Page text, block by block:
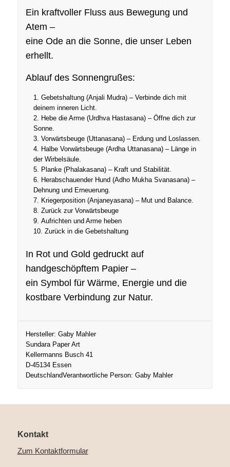
Ein kraftvoller Fluss aus Bewegung und
Atem –
eine Ode an die Sonne, die unser Leben
erhellt.
Ablauf des Sonnengrußes:
Gebetshaltung (Anjali Mudra) – Verbinde dich mit
deinem inneren Licht.
Hebe die Arme (Urdhva Hastasana) – Öffne dich zur
Sonne.
Vorwärtsbeuge (Uttanasana) – Erdung und Loslassen.
Halbe Vorwärtsbeuge (Ardha Uttanasana) – Länge in
der Wirbelsäule.
Planke (Phalakasana) – Kraft und Stabilität.
Herabschauender Hund (Adho Mukha Svanasana) –
Dehnung und Erneuerung.
Kriegerposition (Anjaneyasana) – Mut und Balance.
Zurück zur Vorwärtsbeuge
Aufrichten und Arme heben
Zurück in die Gebetshaltung
In Rot und Gold gedruckt auf
handgeschöpftem Papier –
ein Symbol für Wärme, Energie und die
kostbare Verbindung zur Natur.
Hersteller: Gaby Mahler
Sundara Paper Art
Kellermanns Busch 41
D-45134 Essen
DeutschlandVerantwortliche Person: Gaby Mahler
Kontakt
Zum Kontaktformular